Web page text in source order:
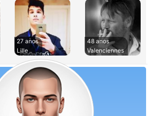
27 anos
Lille
48 anos
Valenciennes